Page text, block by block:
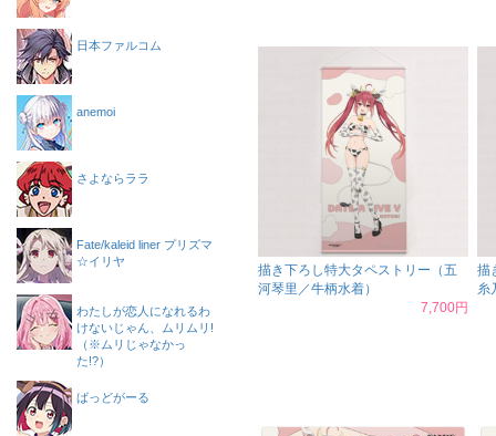
描き下ろし特大タペストリー（五
河琴里／牛柄水着）
7,700円
描
糸
日本ファルコム
anemoi
さよならララ
Fate/kaleid liner プリズマ
☆イリヤ
わたしが恋人になれるわ
けないじゃん、ムリムリ!
（※ムリじゃなかっ
た!?）
ばっどがーる